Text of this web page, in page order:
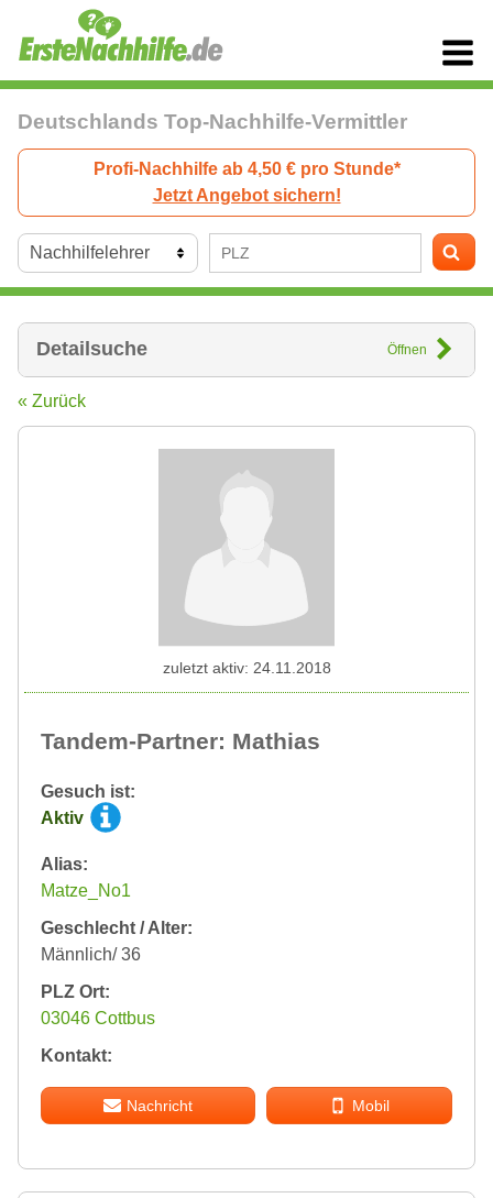
Deutschlands Top-Nachhilfe-Vermittler
Profi-Nachhilfe ab 4,50 € pro Stunde*
Jetzt Angebot sichern!
Detailsuche Öffnen
« Zurück
Tandem-Partner: Mathias
Gesuch ist:
Aktiv
Alias:
Matze_No1
Geschlecht / Alter:
Männlich/ 36
PLZ Ort:
03046 Cottbus
Kontakt:
Nachricht Mobil
zuletzt aktiv: 24.11.2018